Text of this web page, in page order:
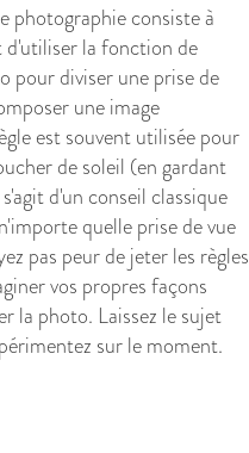
photographie consiste à
d'utiliser la fonction de
pour diviser une prise de
une image
est souvent utilisée pour
de soleil (en gardant
d'un conseil classique
quelle prise de vue
pas peur de jeter les règles
vos propres façons
la photo. Laissez le sujet
sur le moment.